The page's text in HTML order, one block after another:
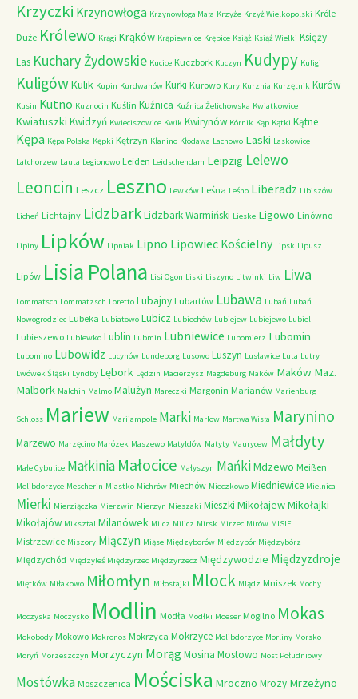
Krzyczki Krzynowłoga Krzynowłoga Mała Krzyże Krzyż Wielkopolski Króle
Duże Królewo Krągi Krąków Krąpiewnice Krępice Książ Książ Wielki Księży
Las Kuchary Żydowskie Kucice Kuczbork Kuczyn Kudypy Kuligi
KuligówKulik Kupin Kurdwanów Kurki Kurowo Kury Kurznia Kurzętnik Kurów
Kusin Kutno Kuznocin Kuślin Kuźnica Kuźnica Żelichowska Kwiatkowice
Kwiatuszki Kwidzyń Kwieciszowice Kwik Kwirynów Kórnik Kąp Kątki Kątne
Kępa Kępa Polska Kępki Kętrzyn Kłanino Kłodawa Lachowo Laski Laskowice
Latchorzew Lauta Legionowo Leiden Leidschendam Leipzig Lelewo
Leoncin Leszcz Leszno Lewków Leśna Leśno Liberadz Libiszów
Licheń Lichtajny LidzbarkLidzbark Warmiński Lieske Ligowo Linówno
Lipiny Lipków Lipniak Lipno Lipowiec Kościelny Lipsk Lipusz
Lipów Lisia Polana Lisi Ogon Liski Liszyno Litwinki Liw Liwa
Lommatsch Lommatzsch Loretto Lubajny Lubartów Lubawa Lubań Lubań
Nowogrodziec Lubeka Lubiatowo Lubicz Lubiechów Lubiejew Lubiejewo Lubiel
Lubieszewo Lublewko Lublin Lubmin Lubniewice Lubomierz Lubomin
Lubomino Lubowidz Lucynów Lundeborg Lusowo Luszyn Lusławice Luta Lutry
Lwówek Śląski Lyndby Lębork Lędzin Macierzysz Magdeburg Maków Maków Maz.
Malbork Malchin Malmo Malużyn Mareczki Margonin Marianów Marienburg
Schloss Mariew Marijampole Marki Marlow Martwa Wisła Marynino
Marzewo Marzęcino Marózek Maszewo Matyldów Matyty Maurycew Małdyty
Małe Cybulice Małkinia Małocice Małyszyn MańkiMdzewo Meißen
Melibdorzyce Mescherin Miastko Michrów Miechów Mieczkowo Miedniewice Mielnica
Mierki Mierziączka Mierzwin Mierzyn Mieszaki Mieszki MikołajewMikołajki
Mikołajów Miksztal Milanówek Milcz Milicz Mirsk Mirzec Mirów MISIE
Mistrzewice Miszory Miączyn Miąse Międzyborów Międzybór Międzybórz
Międzychód Międzyleś Międzyrzec Międzyrzecz Międzywodzie Międzyzdroje
Miętków Miłakowo Miłomłyn Miłostajki Mlock Mlądz Mniszek Mochy
Moczyska Moczysko Modlin Modła Modłki Moeser Mogilno Mokas
Mokobody Mokowo Mokronos Mokrzyca Mokrzyce Molibdorzyce Morliny Morsko
Moryń Morzeszczyn Morzyczyn MorągMosina Mostowo Most Południowy
Mostówka Moszczenica Mościska Mroczno Mrozy Mrzeżyno